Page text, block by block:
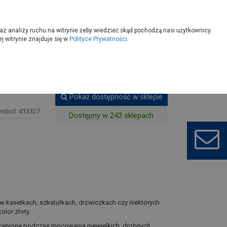
413327
Pokaż dostępność w sklepie
Dostępny w 243 sklepach
kasetkach, szkatułkach, drzwiczkach czy niektórych
złoty.
analizy ruchu na witrynie żeby wiedzieć skąd pochodzą nasi użytkownicy.
witrynie znajduje się w Polityce Prywatności.